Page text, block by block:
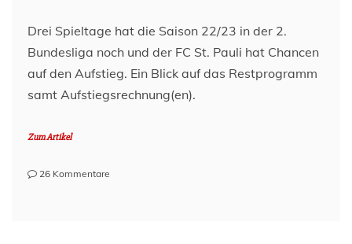
Drei Spieltage hat die Saison 22/23 in der 2.
Bundesliga noch und der FC St. Pauli hat Chancen
auf den Aufstieg. Ein Blick auf das Restprogramm
samt Aufstiegsrechnung(en).
Zum Artikel
26 Kommentare